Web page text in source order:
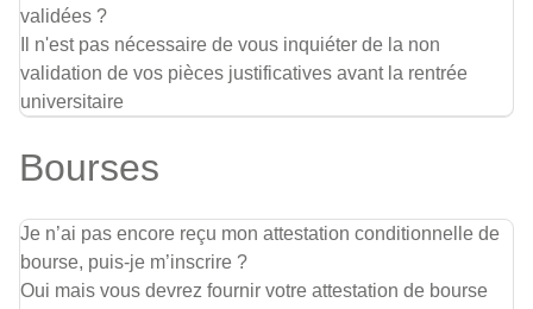
validées ?
Il n'est pas nécessaire de vous inquiéter de la non
validation de vos pièces justificatives avant la rentrée
universitaire
Bourses
Je n’ai pas encore reçu mon attestation conditionnelle de
bourse, puis-je m’inscrire ?
Oui mais vous devrez fournir votre attestation de bourse